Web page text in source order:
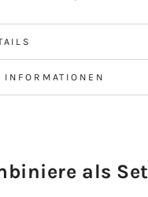
als Set